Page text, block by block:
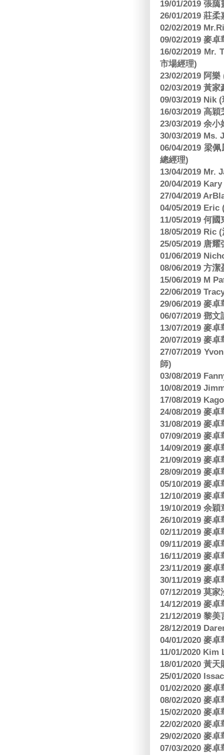
19/01/2019 張
26/01/2019 莊
02/02/2019
09/02/2019 麥
16/02/2019 Mr.
市場經理)
23/02/2019 阿
02/03/2019 黃
09/03/2019 Nik
16/03/2019 高
23/03/2019 余
30/03/2019 Ms.
06/04/2019 梁
總經理)
13/04/2019 Mr.
20/04/2019
27/04/2019
04/05/2019 Eric
11/05/2019 何
18/05/2019 Ric
25/05/2019 唐
01/06/2019
08/06/2019 方
15/06/2019 M
22/06/2019
29/06/2019 麥
06/07/2019 鄧
13/07/2019 麥
20/07/2019 麥
27/07/2019
師)
03/08/2019
10/08/2019
17/08/2019
24/08/2019 麥
31/08/2019 麥
07/09/2019 麥
14/09/2019 麥
21/09/2019 麥
28/09/2019 麥
05/10/2019 麥
12/10/2019 麥
19/10/2019 余
26/10/2019 麥
02/11/2019 麥
09/11/2019 麥
16/11/2019 麥
23/11/2019 麥
30/11/2019 麥
07/12/2019 莫
14/12/2019 麥
21/12/2019 黎
28/12/2019
04/01/2020 麥
11/01/2020
18/01/2020 黃
25/01/2020
01/02/2020 麥
08/02/2020 麥
15/02/2020 麥
22/02/2020 麥
29/02/2020 麥
07/03/2020 麥